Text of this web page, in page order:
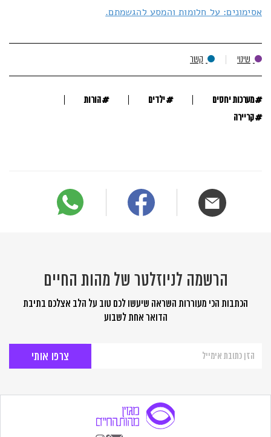
אסימונים: על חלומות והמסע להגשמתם.
שינוי קשר
#מערכות יחסים #ילדים #הורות
#קריירה
הרשמה לניוזלטר של מהות החיים
הכתבות הכי מעוררות השראה שיעשו לכם טוב על הלב אצלכם בתיבת
הדואר אחת לשבוע
לניוזלטר
החיים